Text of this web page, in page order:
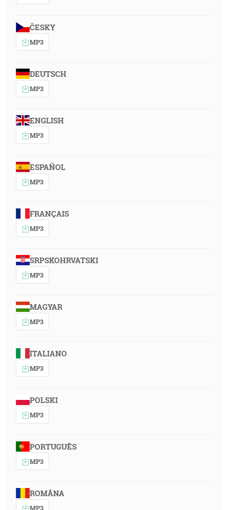
ČESKY
MP3
DEUTSCH
MP3
ENGLISH
MP3
ESPAÑOL
MP3
FRANÇAIS
MP3
SRPSKOHRVATSKI
MP3
MAGYAR
MP3
ITALIANO
MP3
POLSKI
MP3
PORTUGUÊS
MP3
ROMÂNA
MP3